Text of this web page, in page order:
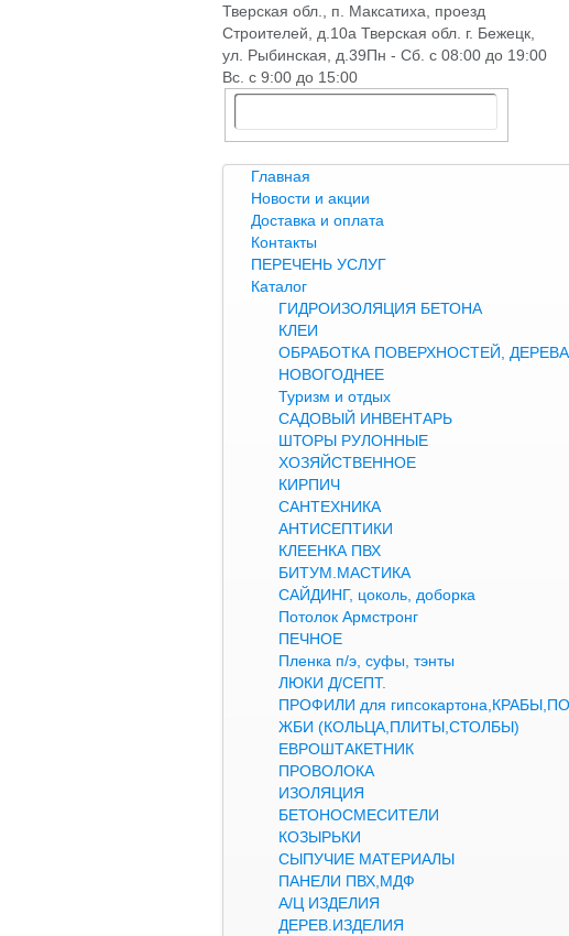
Тверская обл., п. Максатиха, проезд
Строителей, д.10а Тверская обл. г. Бежецк,
ул. Рыбинская, д.39Пн - Сб. с 08:00 до 19:00
Вс. с 9:00 до 15:00
Главная
Новости и акции
Доставка и оплата
Контакты
ПЕРЕЧЕНЬ УСЛУГ
Каталог
ГИДРОИЗОЛЯЦИЯ БЕТОНА
КЛЕИ
ОБРАБОТКА ПОВЕРХНОСТЕЙ, ДЕРЕВА
НОВОГОДНЕЕ
Туризм и отдых
САДОВЫЙ ИНВЕНТАРЬ
ШТОРЫ РУЛОННЫЕ
ХОЗЯЙСТВЕННОЕ
КИРПИЧ
САНТЕХНИКА
АНТИСЕПТИКИ
КЛЕЕНКА ПВХ
БИТУМ.МАСТИКА
САЙДИНГ, цоколь, доборка
Потолок Армстронг
ПЕЧНОЕ
Пленка п/э, суфы, тэнты
ЛЮКИ Д/СЕПТ.
ПРОФИЛИ для
ЖБИ (КОЛЬЦА,ПЛИТЫ,СТОЛБЫ)
ЕВРОШТАКЕТНИК
ПРОВОЛОКА
ИЗОЛЯЦИЯ
БЕТОНОСМЕСИТЕЛИ
КОЗЫРЬКИ
СЫПУЧИЕ МАТЕРИАЛЫ
ПАНЕЛИ ПВХ,МДФ
А/Ц ИЗДЕЛИЯ
ДЕРЕВ.ИЗДЕЛИЯ